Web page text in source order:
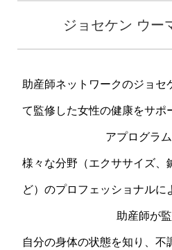
ジョセケン ウー
助産師ネットワークのジョセ
て監修した女性の健康をサポ
アプログラム
様々な分野（エクササイズ、
ど）のプロフェッショナル
助産師が監
自分の身体の状態を知り、